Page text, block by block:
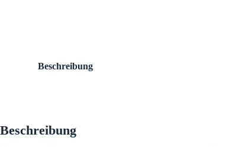
Beschreibung
Beschreibung